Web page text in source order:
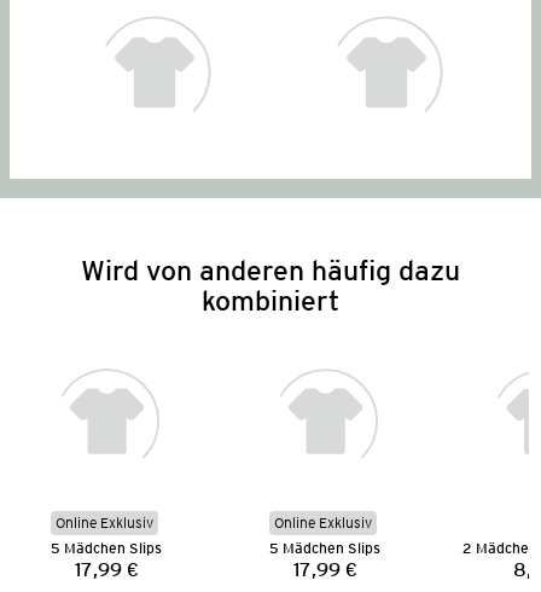
Wird von anderen häufig dazu
kombiniert
Online Exklusiv
5 Mädchen Slips
Preis:
17,99 €
Online Exklusiv
5 Mädchen Slips
Preis:
17,99 €